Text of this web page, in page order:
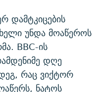
დამტკიცების
უნდა მოაწეროს
BBC-ის
დღე
რაც ვიქტორ
ნატოს